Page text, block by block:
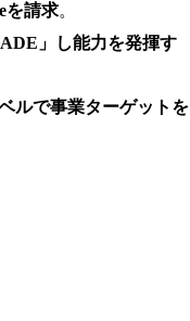
を請求。
」し能力を発揮す
ルで事業ターゲットを